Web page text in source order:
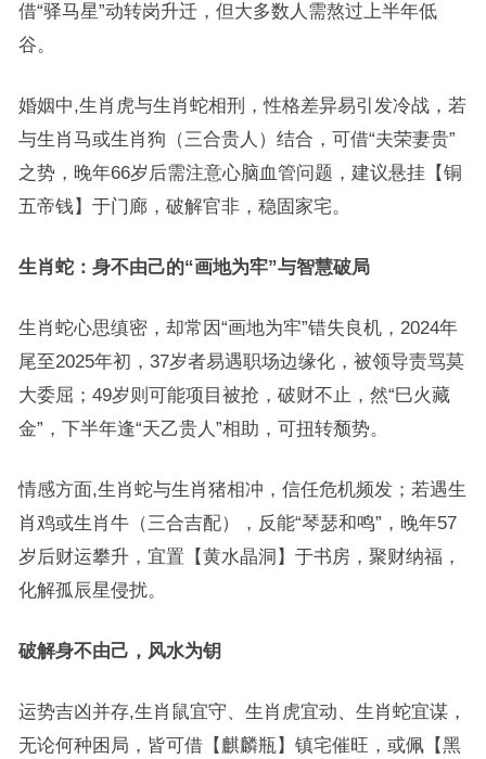
借“驿马星”动转岗升迁，但大多数人需熬过上半年低
谷。
婚姻中,生肖虎与生肖蛇相刑，性格差异易引发冷战，若
与生肖马或生肖狗（三合贵人）结合，可借“夫荣妻贵”
之势，晚年66岁后需注意心脑血管问题，建议悬挂【铜
五帝钱】于门廊，破解官非，稳固家宅。
生肖蛇：身不由己的“画地为牢”与智慧破局
生肖蛇心思缜密，却常因“画地为牢”错失良机，2024年
尾至2025年初，37岁者易遇职场边缘化，被领导责骂莫
大委屈；49岁则可能项目被抢，破财不止，然“巳火藏
金”，下半年逢“天乙贵人”相助，可扭转颓势。
情感方面,生肖蛇与生肖猪相冲，信任危机频发；若遇生
肖鸡或生肖牛（三合吉配），反能“琴瑟和鸣”，晚年57
岁后财运攀升，宜置【黄水晶洞】于书房，聚财纳福，
化解孤辰星侵扰。
破解身不由己，风水为钥
运势吉凶并存,生肖鼠宜守、生肖虎宜动、生肖蛇宜谋，
无论何种困局，皆可借【麒麟瓶】镇宅催旺，或佩【黑